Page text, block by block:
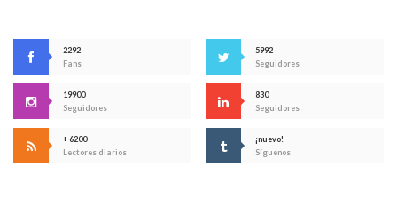
2292
Fans
5992
Seguidores
19900
Seguidores
830
Seguidores
+ 6200
Lectores diarios
¡nuevo!
Síguenos